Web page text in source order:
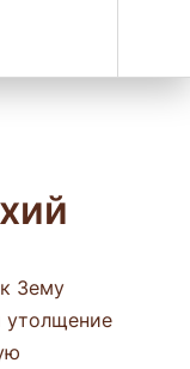
3ему
утолщение